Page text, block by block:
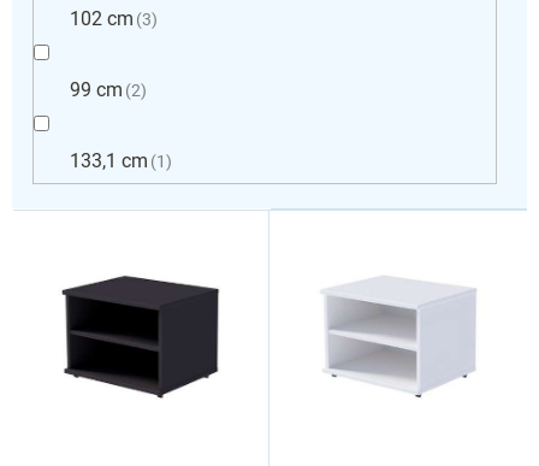
102 cm 3
99 cm 2
133,1 cm 1
V